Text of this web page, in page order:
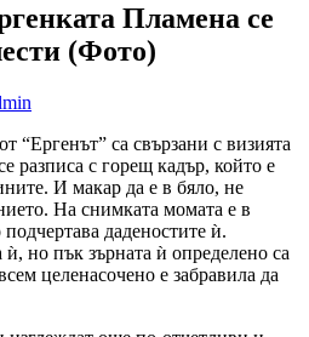
Пламена се
(Фото)
“Ергенът” са свързани с визията
разписа с горещ кадър, който е
И макар да е в бяло, не
На снимката момата е в
даденостите ѝ.
но пък зърната ѝ определено са
целенасочено е забравила да